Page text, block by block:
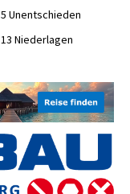
5 Unentschieden
13 Niederlagen